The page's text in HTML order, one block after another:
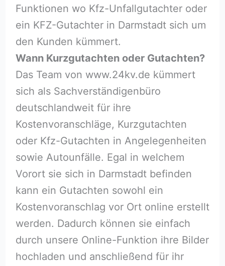
Funktionen wo Kfz-Unfallgutachter oder
ein KFZ-Gutachter in Darmstadt sich um
den Kunden kümmert.
Wann Kurzgutachten oder Gutachten?
Das Team von www.24kv.de kümmert
sich als Sachverständigenbüro
deutschlandweit für ihre
Kostenvoranschläge, Kurzgutachten
oder Kfz-Gutachten in Angelegenheiten
sowie Autounfälle. Egal in welchem
Vorort sie sich in Darmstadt befinden
kann ein Gutachten sowohl ein
Kostenvoranschlag vor Ort online erstellt
werden. Dadurch können sie einfach
durch unsere Online-Funktion ihre Bilder
hochladen und anschließend für ihr